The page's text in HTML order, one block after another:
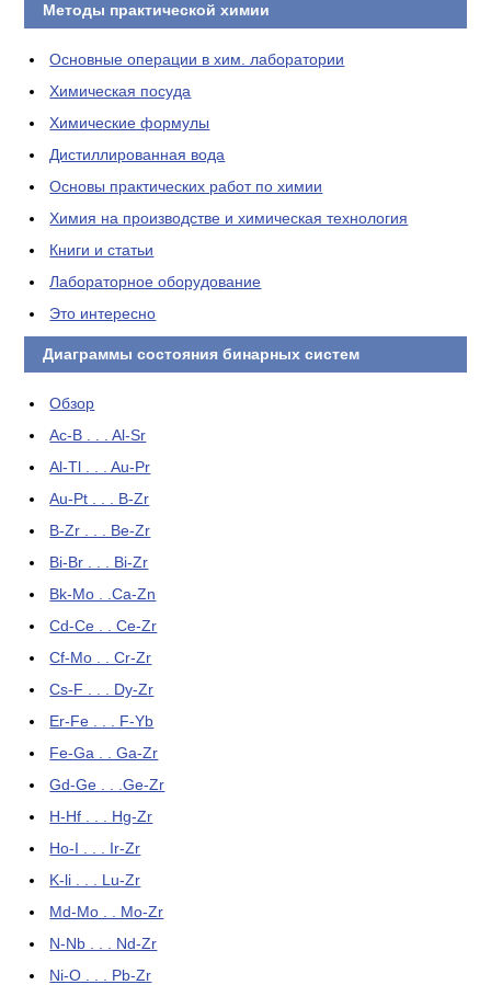
Методы практической химии
Основные операции в хим. лаборатории
Химическая посуда
Химические формулы
Дистиллированная вода
Основы практических работ по химии
Химия на производстве и химическая технология
Книги и статьи
Лабораторное оборудование
Это интересно
Диаграммы состояния бинарных систем
Обзор
Ac-B . . . Al-Sr
Al-Tl . . . Au-Pr
Au-Pt . . . B-Zr
B-Zr . . . Be-Zr
Bi-Br . . . Bi-Zr
Bk-Mo . .Ca-Zn
Cd-Ce . . Ce-Zr
Cf-Mo . . Cr-Zr
Cs-F . . . Dy-Zr
Er-Fe . . . F-Yb
Fe-Ga . . Ga-Zr
Gd-Ge . . .Ge-Zr
H-Hf . . . Hg-Zr
Ho-I . . . Ir-Zr
K-li . . . Lu-Zr
Md-Mo . . Mo-Zr
N-Nb . . . Nd-Zr
Ni-O . . . Pb-Zr